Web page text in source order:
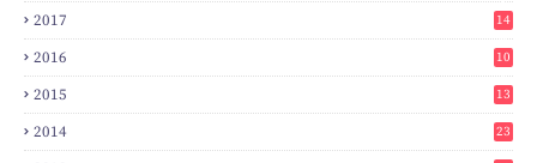
2017
14
2016
10
3
2015
13
7
2014
23
2